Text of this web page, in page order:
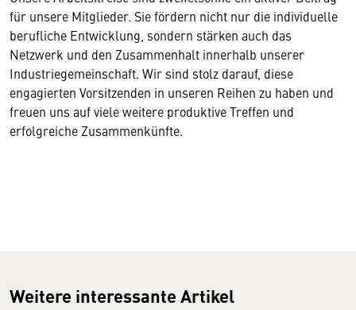
für unsere Mitglieder. Sie fördern nicht nur die individuelle
berufliche Entwicklung, sondern stärken auch das
Netzwerk und den Zusammenhalt innerhalb unserer
Industriegemeinschaft. Wir sind stolz darauf, diese
engagierten Vorsitzenden in unseren Reihen zu haben und
freuen uns auf viele weitere produktive Treffen und
erfolgreiche Zusammenkünfte.
Weitere interessante Artikel